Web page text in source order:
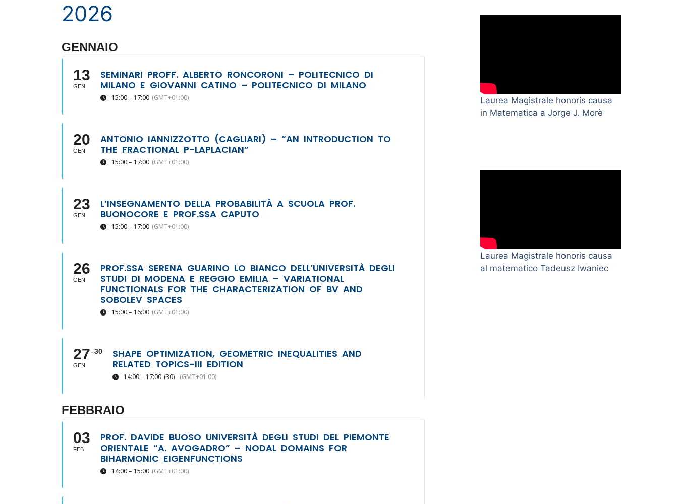
2026
GENNAIO
13
GEN
SEMINARI PROFF. ALBERTO RONCORONI – POLITECNICO DI
MILANO E GIOVANNI CATINO – POLITECNICO DI MILANO
15:00 – 17:00 (GMT+01:00)
20
GEN
ANTONIO IANNIZZOTTO (CAGLIARI) – “AN INTRODUCTION TO
THE FRACTIONAL P-LAPLACIAN”
15:00 – 17:00 (GMT+01:00)
23
GEN
L’INSEGNAMENTO DELLA PROBABILITÀ A SCUOLA PROF.
BUONOCORE E PROF.SSA CAPUTO
15:00 – 17:00 (GMT+01:00)
26
GEN
PROF.SSA SERENA GUARINO LO BIANCO DELL’UNIVERSITÀ DEGLI
STUDI DI MODENA E REGGIO EMILIA – VARIATIONAL
FUNCTIONALS FOR THE CHARACTERIZATION OF BV AND
SOBOLEV SPACES
15:00 – 16:00 (GMT+01:00)
27
GEN
30
SHAPE OPTIMIZATION, GEOMETRIC INEQUALITIES AND
RELATED TOPICS-III EDITION
14:00 – 17:00 (30) (GMT+01:00)
FEBBRAIO
03
FEB
PROF. DAVIDE BUOSO UNIVERSITÀ DEGLI STUDI DEL PIEMONTE
ORIENTALE “A. AVOGADRO” – NODAL DOMAINS FOR
BIHARMONIC EIGENFUNCTIONS
14:00 – 15:00 (GMT+01:00)
Laurea Magistrale honoris causa
in Matematica a Jorge J. Morè
Laurea Magistrale honoris causa
al matematico Tadeusz Iwaniec